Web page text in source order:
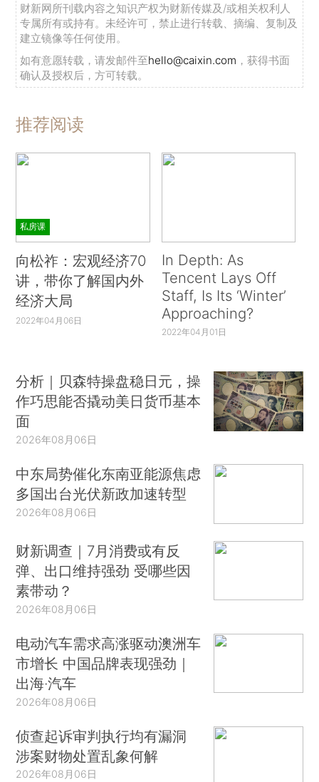
财新网所刊载内容之知识产权为财新传媒及/或相关权利人
专属所有或持有。未经许可，禁止进行转载、摘编、复制及
建立镜像等任何使用。
如有意愿转载，请发邮件至hello@caixin.com ，获得书面
确认及授权后，方可转载。
推荐阅读
私房课
向松祚：宏观经济70
讲，带你了解国内外
经济大局
2022年04月06日
In Depth: As
Tencent Lays Off
Staff, Is Its ‘Winter’
Approaching?
2022年04月01日
分析｜贝森特操盘稳日元，操
作巧思能否撬动美日货币基本
面
2026年08月06日
中东局势催化东南亚能源焦虑
多国出台光伏新政加速转型
2026年08月06日
财新调查｜7月消费或有反
弹、出口维持强劲 受哪些因
素带动？
2026年08月06日
电动汽车需求高涨驱动澳洲车
市增长 中国品牌表现强劲｜
出海·汽车
2026年08月06日
侦查起诉审判执行均有漏洞
涉案财物处置乱象何解
2026年08月06日